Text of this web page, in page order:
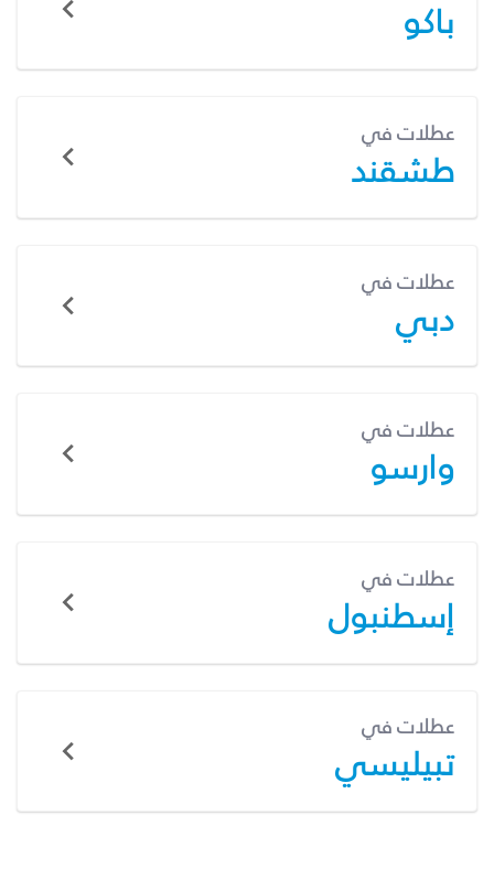
باكو
عطلات في
طشقند
عطلات في
دبي
عطلات في
وارسو
عطلات في
إسطنبول
عطلات في
تبيليسي